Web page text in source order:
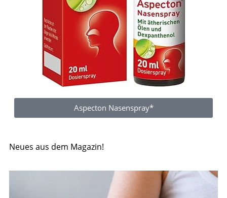
Aspecton Nasenspray*
Neues aus dem Magazin!